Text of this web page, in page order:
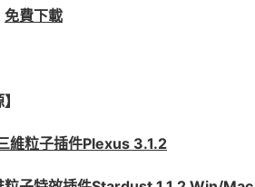
免費下載
維粒子插件Plexus 3.1.2